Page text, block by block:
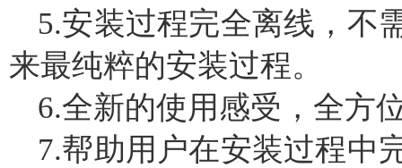
5.安装过程完全离线，不
来最纯粹的安装过程。
6.全新的使用感受，全方
7.帮助用户在安装过程中